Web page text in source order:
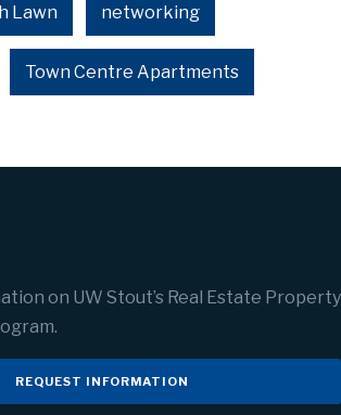
Lawn networking
Town Centre Apartments
on UW Stout’s Real Estate Property
REQUEST INFORMATION